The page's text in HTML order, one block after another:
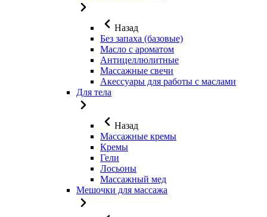
Назад
Без запаха (базовые)
Масло с ароматом
Антицеллюлитные
Массажные свечи
Акессуары для работы с маслами
Для тела
Назад
Массажные кремы
Кремы
Гели
Лосьоны
Массажный мед
Мешочки для массажа